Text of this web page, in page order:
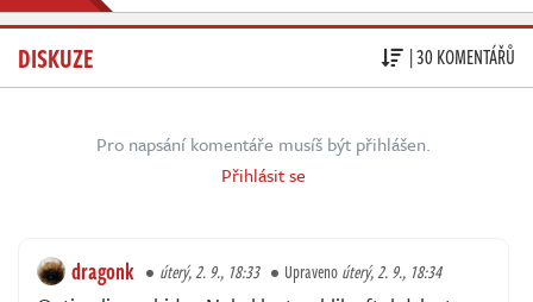
DISKUZE | 30 KOMENTÁŘŮ
Pro napsání komentáře musíš být přihlášen.
Přihlásit se
dragonk úterý, 2. 9., 18:33 Upravenoúterý, 2. 9., 18:34